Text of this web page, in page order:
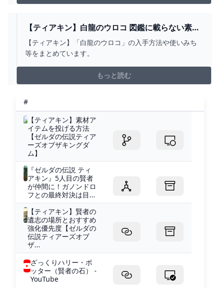
配信は登録者数1000人行くとかなんかタイミングが合え
が出ると...
【ティアキン】白龍のウロコ 図鑑に載らない素材
- ゼルダの伝説 ティアーズオブザキングダム 攻略
WIKI ティアキン ： ヘイグ攻略まとめWIKI
【ティアキン】「白龍のウロコ」の入手方法や使いみち
等をまとめています。
もっと読む
#
【ティアキン】素材ア
イテムを投げる方法
【ゼルダの伝説ティア
ーズオブザキングダ
ム】
『ゼルダの伝説 ティ
アキン』5人目の賢者
が仲間に！ガノンドロ
フとの最終対決は目...
【ティアキン】賢者の
遺志の場所とおすすめ
強化優先度【ゼルダの
伝説ティアーズオブ
ザ...
ざっくりハリー・ポ
ッター（賢者の石） -
YouTube